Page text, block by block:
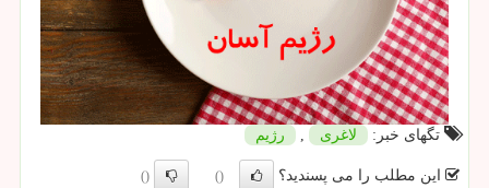
تگهای خبر: لاغری رژیم
این مطلب را می پسندید؟ ()
()